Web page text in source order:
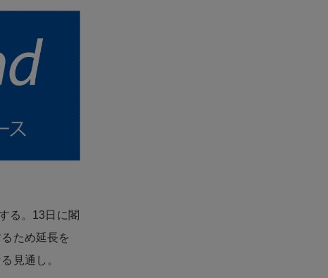
る。13日に閣
ため延長を
見通し。